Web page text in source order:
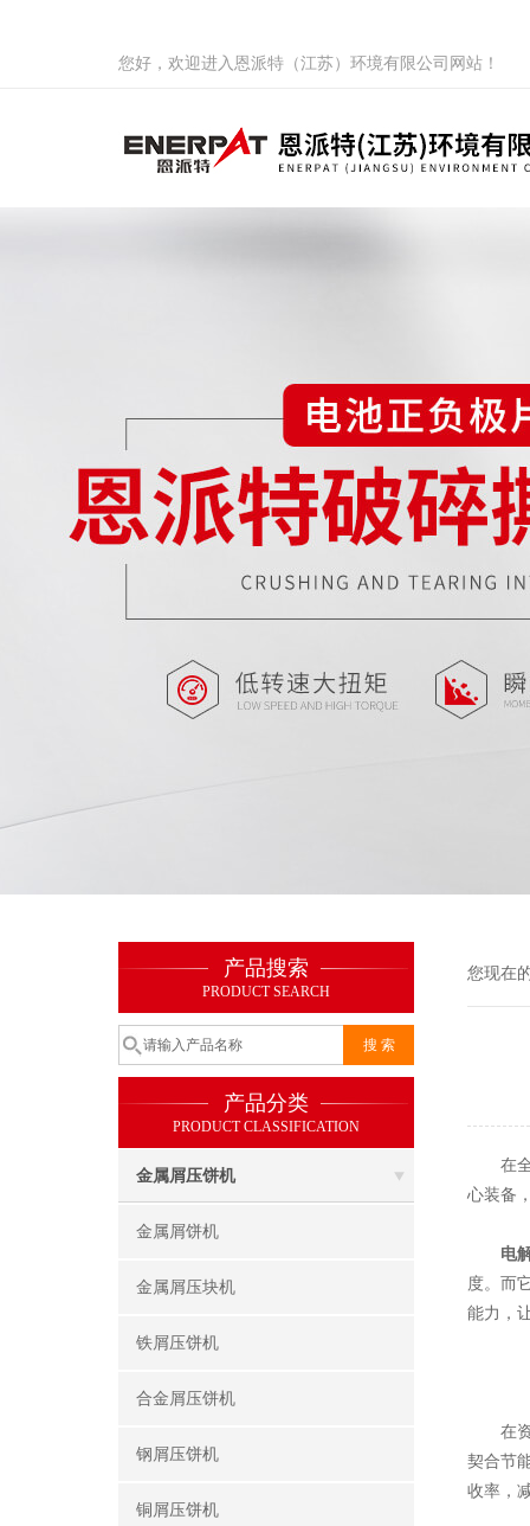
您好，欢迎进入恩派特（江苏）环境有限公司网站！
产品搜索
PRODUCT SEARCH
产品分类
PRODUCT CLASSIFICATION
金属屑压饼机
金属屑饼机
金属屑压块机
铁屑压饼机
合金屑压饼机
钢屑压饼机
铜屑压饼机
您现在
在全
心装备
电
度。而
能力，
在资
契合节
收率，